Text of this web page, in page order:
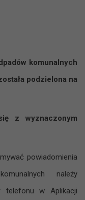
komunalnych
podzielona na
z wyznaczonym
powiadomienia
należy
telefonu w Aplikacji